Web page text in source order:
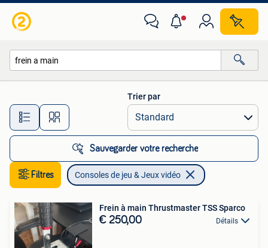
Toutes les distances…
Trier par
Sauvegarder votre recherche
Filtres Consoles de jeu & Jeux vidéo
Frein à main Thrustmaster TSS Sparco
€ 250,00 Détails